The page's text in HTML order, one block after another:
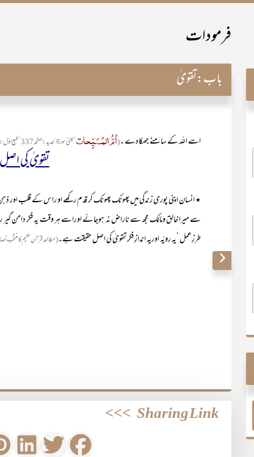
فرمودات
باب:تقویٰ
اسے اللہ کے سامنے جھکادے ۔(اُمُّ المُسَبِّحات‘یعنی سورۃ الحدید :صفحہ337‘طبع اوّل :جون2005ء)
تقویٰ کی
٭ انسان اپنی پوری زندگی میں پھونک پھونک کر قدم رکھے او راس کے قلب
سے میرا خالق ومالک مجھ سے ناراض نہ ہوجائے اوراسے ہر وقت یہ فکر دامن گیر
طرزِعمل ‘یہ رویّہ اوریہ اندازِ فکر تقویٰ کی اصل حقیقت ہے۔(مطالعہ قرآن حکیم کا منتخب نصاب جلداوّل
Sharing Link
>>>